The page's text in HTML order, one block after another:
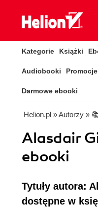
Kategorie Książki
Audiobooki Promocje
Darmowe ebooki
Helion.pl » Autorzy »
Alasdair
ebooki
Tytuły autora:
dostępne w